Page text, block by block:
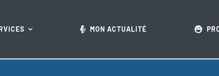
MON ACTUALITÉ